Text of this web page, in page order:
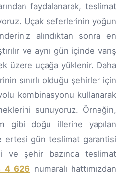
faydalanarak, teslimat
Uçak seferlerinin yoğun
alındıktan sonra en
ve aynı gün içinde varış
üzere uçağa yüklenir. Daha
sınırlı olduğu şehirler için
kombinasyonu kullanarak
sunuyoruz. Örneğin,
gibi doğu illerine yapılan
ertesi gün teslimat garantisi
ve şehir bazında teslimat
4 626 numaralı hattımızdan